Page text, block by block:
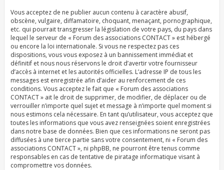
Vous acceptez de ne publier aucun contenu à caractère abusif,
obscène, vulgaire, diffamatoire, choquant, menaçant, pornographique,
etc. qui pourrait transgresser la législation de votre pays, du pays dans
lequel le serveur de « Forum des associations CONTACT » est hébergé
ou encore la loi internationale. Si vous ne respectez pas ces
dispositions, vous vous exposez à un bannissement immédiat et
définitif et nous nous réservons le droit d’avertir votre fournisseur
d’accès à internet et les autorités officielles. L’adresse IP de tous les
messages est enregistrée afin d’aider au renforcement de ces
conditions. Vous acceptez le fait que « Forum des associations
CONTACT » ait le droit de supprimer, de modifier, de déplacer ou de
verrouiller n’importe quel sujet et message à n’importe quel moment si
nous estimons cela nécessaire. En tant qu’utilisateur, vous acceptez que
toutes les informations que vous avez renseignées soient enregistrées
dans notre base de données. Bien que ces informations ne seront pas
diffusées à une tierce partie sans votre consentement, ni « Forum des
associations CONTACT », ni phpBB, ne pourront être tenus comme
responsables en cas de tentative de piratage informatique visant à
compromettre vos données.